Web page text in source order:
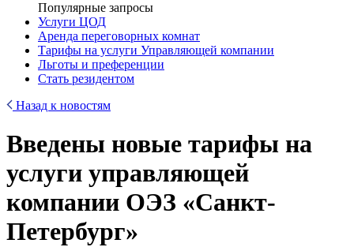
Популярные запросы
Услуги ЦОД
Аренда переговорных комнат
Тарифы на услуги Управляющей компании
Льготы и преференции
Стать резидентом
Назад к новостям
Введены новые тарифы на
услуги управляющей
компании ОЭЗ «Санкт-
Петербург»